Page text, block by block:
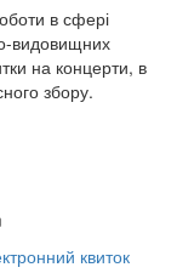
в сфері
видовищних
на концерти, в
збору.
квиток